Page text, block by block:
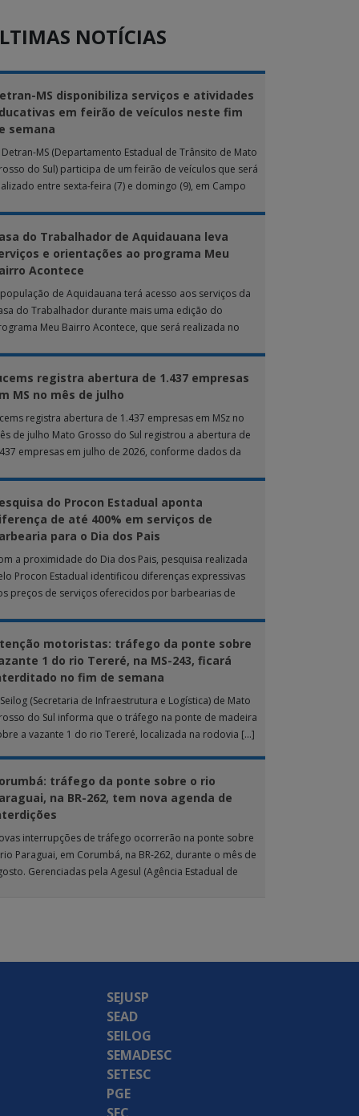
NOTÍCIAS
MS disponibiliza serviços e atividades
em feirão de veículos neste fim
semana
Detran-MS (Departamento Estadual de Trânsito de Mato
do Sul) participa de um feirão de veículos que será
entre sexta-feira (7) e domingo (9), em Campo
do Trabalhador de Aquidauana leva
e orientações ao programa Meu
Acontece
de Aquidauana terá acesso aos serviços da
do Trabalhador durante mais uma edição do
Meu Bairro Acontece, que será realizada no
registra abertura de 1.437 empresas
MS no mês de julho
registra abertura de 1.437 empresas em MSz no
de julho Mato Grosso do Sul registrou a abertura de
empresas em julho de 2026, conforme dados da
do Procon Estadual aponta
de até 400% em serviços de
para o Dia dos Pais
a proximidade do Dia dos Pais, pesquisa realizada
Procon Estadual identificou diferenças expressivas
preços de serviços oferecidos por barbearias de
motoristas: tráfego da ponte sobre
1 do rio Tereré, na MS-243, ficará
no fim de semana
(Secretaria de Infraestrutura e Logística) de Mato
do Sul informa que o tráfego na ponte de madeira
a vazante 1 do rio Tereré, localizada na rodovia […]
tráfego da ponte sobre o rio
na BR-262, tem nova agenda de
interrupções de tráfego ocorrerão na ponte sobre
Paraguai, em Corumbá, na BR-262, durante o mês de
Gerenciadas pela Agesul (Agência Estadual de
SEJUSP
SEAD
SEILOG
SEMADESC
SETESC
PGE